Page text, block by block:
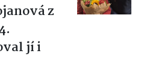
z
jí i